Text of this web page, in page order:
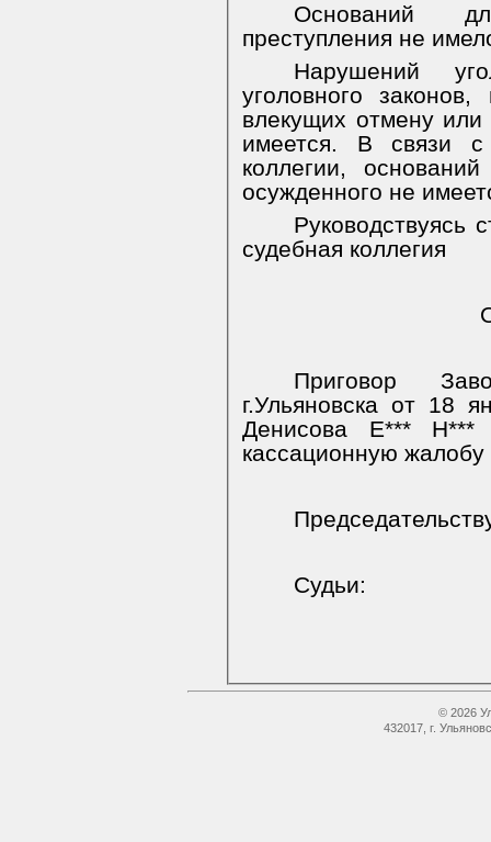
Оснований
преступления не
Нарушений
уголовного
влекущих отмену
имеется. В связи
коллегии,
осужденного не
Руководствуясь
судебная коллегия
Приговор
г.Ульяновска от 18
Денисова Е*** Н***
кассационную жалобу
Судьи:
© 2026
432017, г.